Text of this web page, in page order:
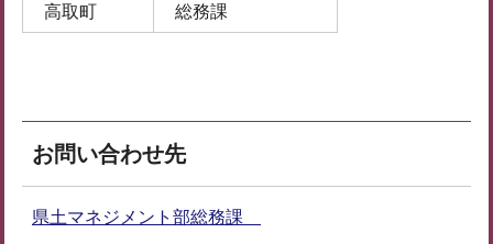
高取町 総務課
お問い合わせ先
県土マネジメント部総務課